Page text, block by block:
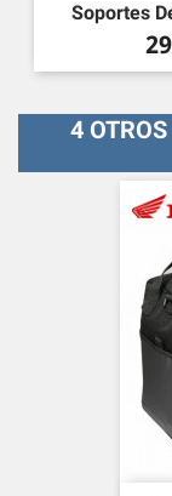
Soportes
4